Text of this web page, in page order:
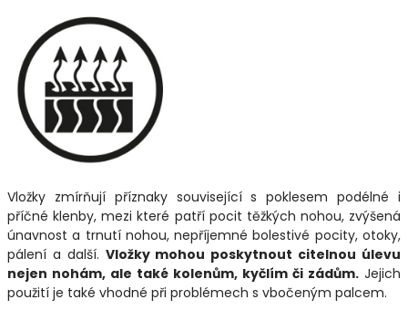
Vložky zmírňují příznaky související s poklesem podélné i
příčné klenby, mezi které patří pocit těžkých nohou, zvýšená
únavnost a trnutí nohou, nepříjemné bolestivé pocity, otoky,
pálení a další. Vložky mohou poskytnout citelnou úlevu
nejen nohám, ale také kolenům, kyčlím či zádům. Jejich
použití je také vhodné při problémech s vbočeným palcem.